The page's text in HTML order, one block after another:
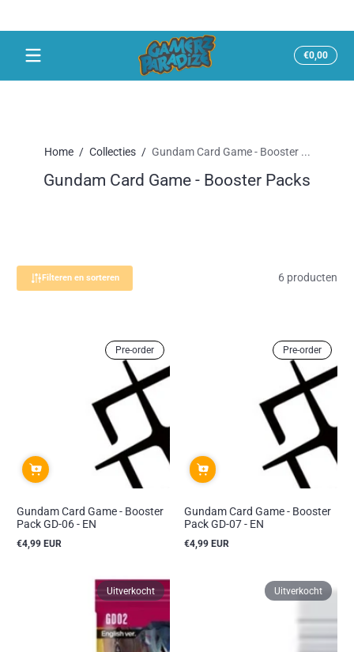
€0,00Totaal
€0,00
in
Home Collecties Gundam Card Game - Booster ...
Gundam Card Game - Booster Packs
Filteren en sorteren 6 producten
Pre-order
Gundam Card Game - Booster
Pack GD-06 - EN
Reguliere
€4,99 EUR
Pre-order
Gundam Card Game - Booster
Pack GD-07 - EN
Reguliere
€4,99 EUR
Uitverkocht Uitverkocht